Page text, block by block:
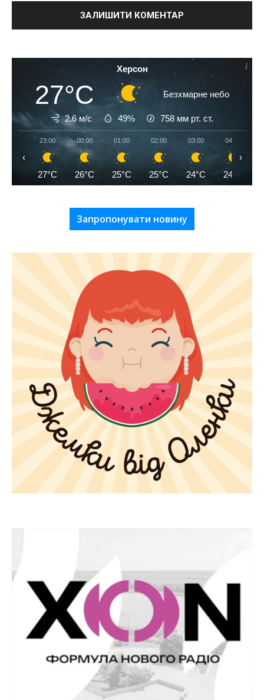
Херсон
27°C Безхмарне небо
2.6 м/с 49% 758 мм рт. ст.
23:00
27°C
00:00
26°C
01:00
25°C
02:00
25°C
03:00
24°C
04:00
24°C
‹ ›
Запропонувати новину